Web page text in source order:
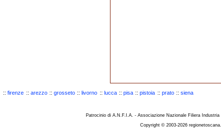
:: firenze :: arezzo :: grosseto :: livorno :: lucca :: pisa :: pistoia :: prato :: siena
Patrocinio di A.N.F.I.A. - Associazione Nazionale Filiera
Copyright © 2003-2026